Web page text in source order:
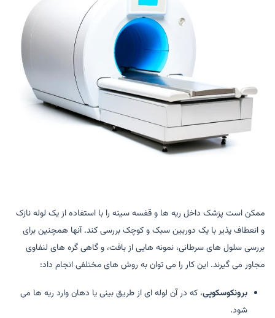
ممکن است پزشک داخل ریه ها و قفسه سینه را با استفاده از یک لوله نازک
و انعطاف پذیر با یک دوربین سبک و کوچک بررسی کند. آنها همچنین برای
بررسی سلول های سرطانی، نمونه هایی از بافت، و گاهی گره های لنفاوی
مجاور می گیرند. این کار را می توان به روش های مختلفی انجام داد:
برونکوسکوپی، که در آن لوله ای از طریق بینی یا دهان وارد ریه ها می
شود.